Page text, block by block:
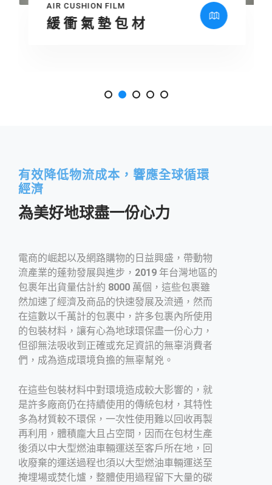
AIR CUSHION FILM
緩 衝 氣 墊 包 材
有效降低物流成本，響應全球循環
經濟
為美好地球盡一份心力
電商的崛起以及網路購物的日益興盛，帶動物
流產業的蓬勃發展與進步， 2019 年台灣地區的
包裹年出貨量估計約 8000 萬個，這些包裹雖
然加速了經濟及商品的快速發展及流通，然而
在這數以千萬計的包裹中，許多包裹內所使用
的包裝材料，讓有心為地球環保盡一份心力，
但卻無法吸收到正確或充足資訊的無辜消費者
們，成為造成環境負擔的無辜幫兇。
在這些包裝材料中對環境造成較大影響的，就
是許多廠商仍在持續使用的傳統包材，其特性
多為材質較不環保，一次性使用難以回收再製
再利用，體積龐大且占空間，因而在包材生產
後須以中大型燃油車輛運送至客戶所在地，回
收廢棄的運送過程也須以大型燃油車輛運送至
掩埋場或焚化爐，整體使用過程留下大量的碳